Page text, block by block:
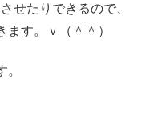
せたりできるので、
ます。ｖ（＾＾）